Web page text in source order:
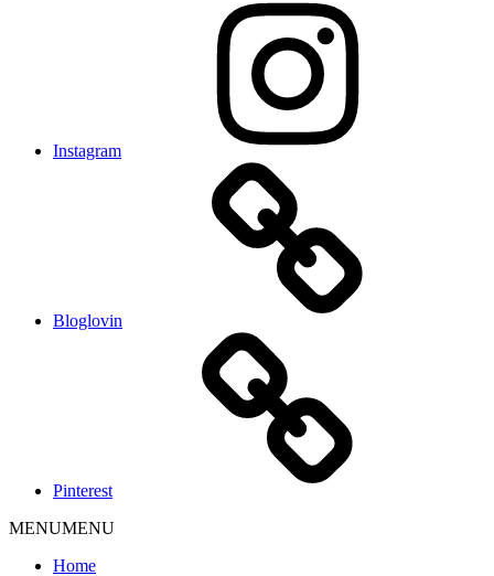
Instagram
Bloglovin
Pinterest
MENUMENU
Home